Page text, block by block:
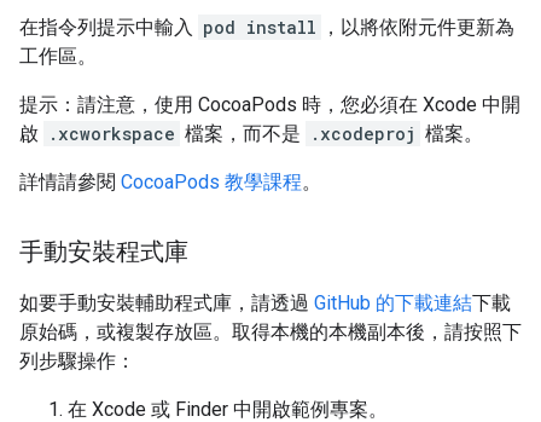
在指令列提示中輸入 pod install
，以將依附元件更新為
工作區。
提示：請注意，使用 CocoaPods 時，您必須在 Xcode 中開
啟 .xcworkspace 檔案，而不是 .xcodeproj 檔案。
詳情請參閱 CocoaPods 教學課程。
手動安裝程式庫
如要手動安裝輔助程式庫，請透過 GitHub 的下載連結下載
原始碼，或複製存放區。取得本機的本機副本後，請按照下
列步驟操作：
在 Xcode 或 Finder 中開啟範例專案。